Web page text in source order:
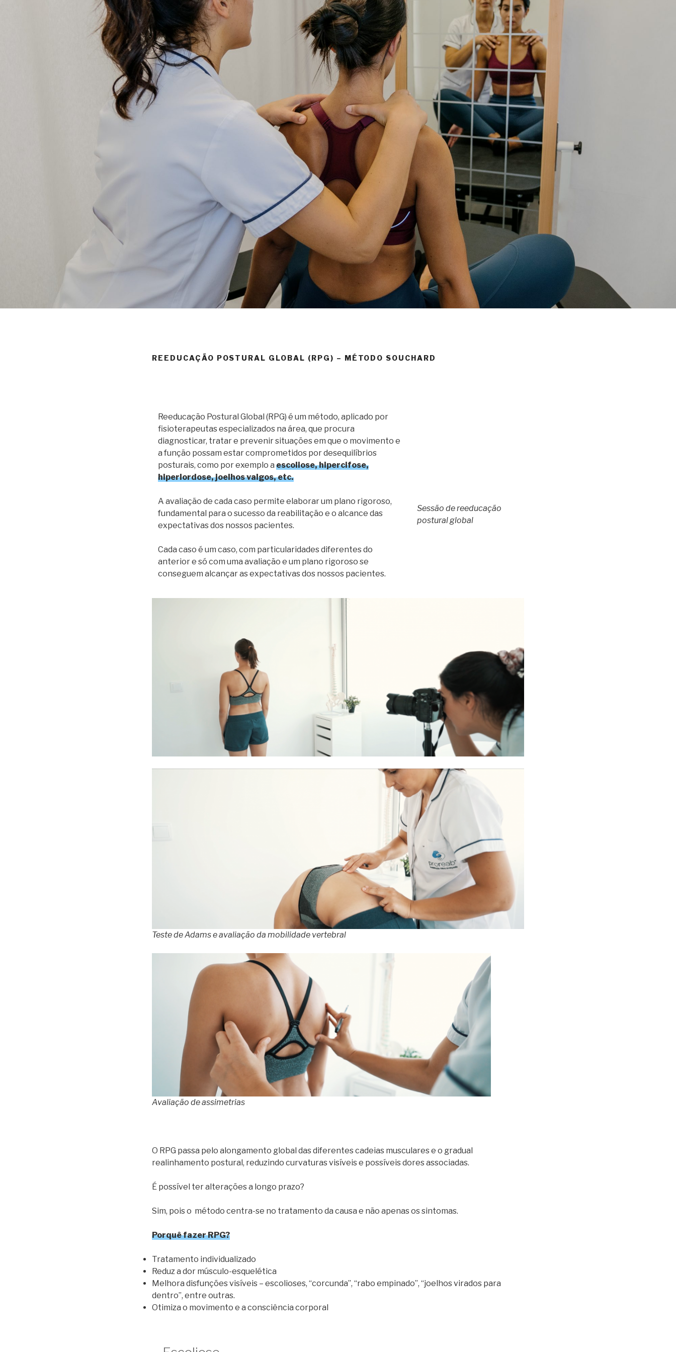
REEDUCAÇÃO POSTURAL GLOBAL (RPG) – MÉTODO SOUCHARD
Reeducação Postural Global (RPG) é um método, aplicado por
fisioterapeutas especializados na área, que procura
diagnosticar, tratar e prevenir situações em que o movimento e
a função possam estar comprometidos por desequilíbrios
posturais, como por exemplo a escoliose, hipercifose,
hiperlordose, joelhos valgos, etc.
A avaliação de cada caso permite elaborar um plano rigoroso,
fundamental para o sucesso da reabilitação e o alcance das
expectativas dos nossos pacientes.
Cada caso é um caso, com particularidades diferentes do
anterior e só com uma avaliação e um plano rigoroso se
conseguem alcançar as expectativas dos nossos pacientes.
Sessão de reeducação
postural global
Teste de Adams e avaliação da mobilidade vertebral
Avaliação de assimetrias
O RPG passa pelo alongamento global das diferentes cadeias musculares e o gradual
realinhamento postural, reduzindo curvaturas visíveis e possíveis dores associadas.
É possível ter alterações a longo prazo?
Sim, pois o método centra-se no tratamento da causa e não apenas os sintomas.
Porquê fazer RPG?
Tratamento individualizado
Reduz a dor músculo-esquelética
Melhora disfunções visíveis – escolioses, “corcunda”, “rabo empinado”, “joelhos virados para
dentro”, entre outras.
Otimiza o movimento e a consciência corporal